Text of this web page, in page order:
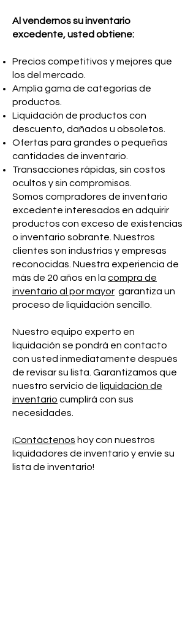
Al vendernos su inventario
excedente, usted obtiene:
Precios competitivos y mejores que
los del mercado.
Amplia gama de categorías de
productos.
Liquidación de productos con
descuento, dañados u obsoletos.
Ofertas para grandes o pequeñas
cantidades de inventario.
Transacciones rápidas, sin costos
ocultos y sin compromisos.
Somos compradores de inventario
excedente interesados en adquirir
productos con exceso de existencias
o inventario sobrante. Nuestros
clientes son industrias y empresas
reconocidas. Nuestra experiencia de
más de 20 años en la compra de
inventario al por mayor garantiza un
proceso de liquidación sencillo.
Nuestro equipo experto en
liquidación se pondrá en contacto
con usted inmediatamente después
de revisar su lista. Garantizamos que
nuestro servicio de liquidación de
inventario cumplirá con sus
necesidades.
¡Contáctenos hoy con nuestros
liquidadores de inventario y envíe su
lista de inventario!